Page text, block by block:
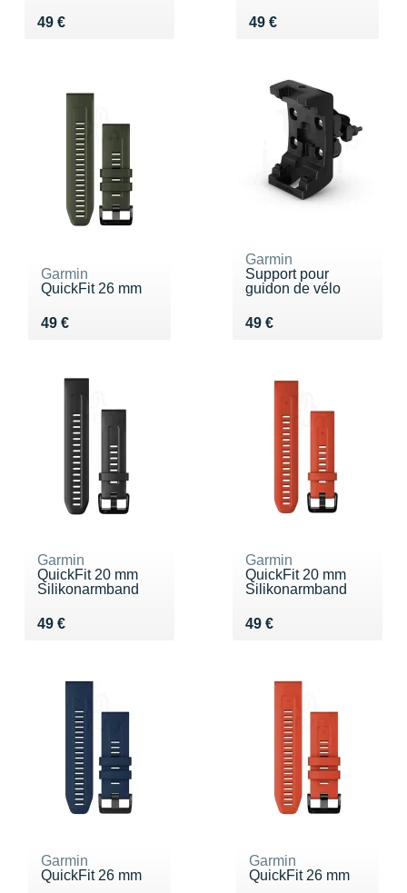
49 €
Vendu 49 € 49 €
Vendu 49 €
Garmin
QuickFit 26 mm
49 €
Vendu 49 €
Garmin
Support pour
guidon de vélo
49 €
Vendu 49 €
Garmin
QuickFit 20 mm
Silikonarmband
49 €
Vendu 49 €
Garmin
QuickFit 20 mm
Silikonarmband
49 €
Vendu 49 €
Garmin
QuickFit 26 mm
Garmin
QuickFit 26 mm